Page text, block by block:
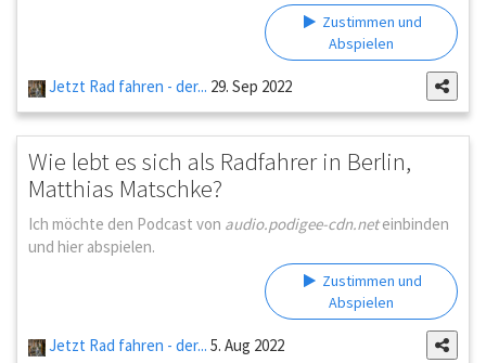
Zustimmen und
Abspielen
Jetzt Rad fahren - der... 29. Sep 2022
Wie lebt es sich als Radfahrer in Berlin,
Matthias Matschke?
Ich möchte den Podcast von audio.podigee-cdn.neteinbinden
und hier abspielen.
Zustimmen und
Abspielen
Jetzt Rad fahren - der... 5. Aug 2022